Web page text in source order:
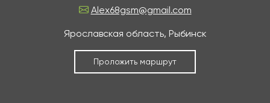
Alex68gsm@gmail.com
Ярославская область, Рыбинск
Проложить маршрут